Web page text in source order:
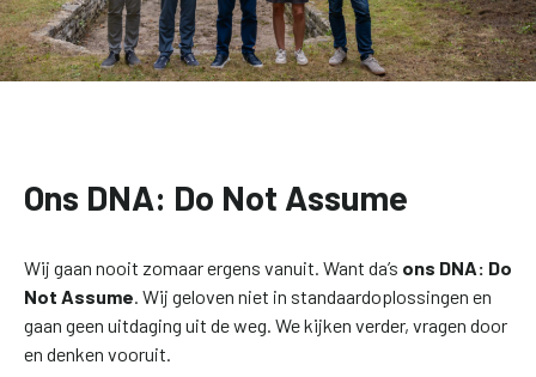
Ons DNA: Do Not Assume
Wij gaan nooit zomaar ergens vanuit. Want da’s ons DNA: Do
Not Assume. Wij geloven niet in standaardoplossingen en
gaan geen uitdaging uit de weg. We kijken verder, vragen door
en denken vooruit.